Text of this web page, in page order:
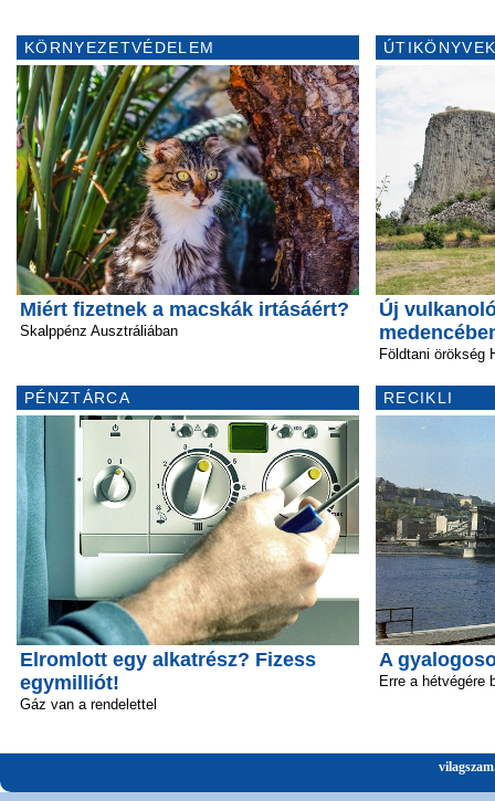
KÖRNYEZETVÉDELEM
Miért fizetnek a macskák irtásáért?
Skalppénz Ausztráliában
PÉNZTÁRCA
Elromlott egy alkatrész? Fizess
egymilliót!
Gáz van a rendelettel
Új
Földtani örökség
RECIKLI
A
Erre a hétvégére